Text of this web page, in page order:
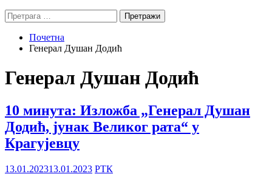
Претрага
за:
Почетна
Генерал Душан Додић
Генерал Душан Додић
10 минута: Изложба „Генерал Душан
Додић, јунак Великог рата“ у
Крагујевцу
13.01.202313.01.2023 РТК